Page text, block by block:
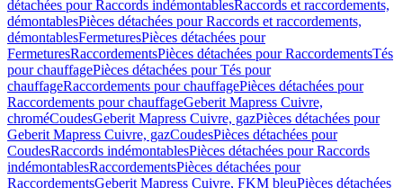
détachées pour Raccords indémontablesRaccords et raccordements,
démontablesPièces détachées pour Raccords et raccordements,
démontablesFermeturesPièces détachées pour
FermeturesRaccordementsPièces détachées pour RaccordementsTés
pour chauffagePièces détachées pour Tés pour
chauffageRaccordements pour chauffagePièces détachées pour
Raccordements pour chauffageGeberit Mapress Cuivre,
chroméCoudesGeberit Mapress Cuivre, gazPièces détachées pour
Geberit Mapress Cuivre, gazCoudesPièces détachées pour
CoudesRaccords indémontablesPièces détachées pour Raccords
indémontablesRaccordementsPièces détachées pour
RaccordementsGeberit Mapress Cuivre, FKM bleuPièces détachées